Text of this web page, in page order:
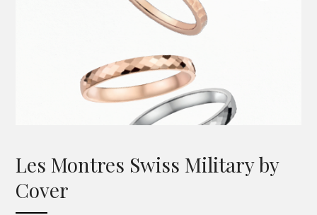
Les Montres Swiss Military by
Cover